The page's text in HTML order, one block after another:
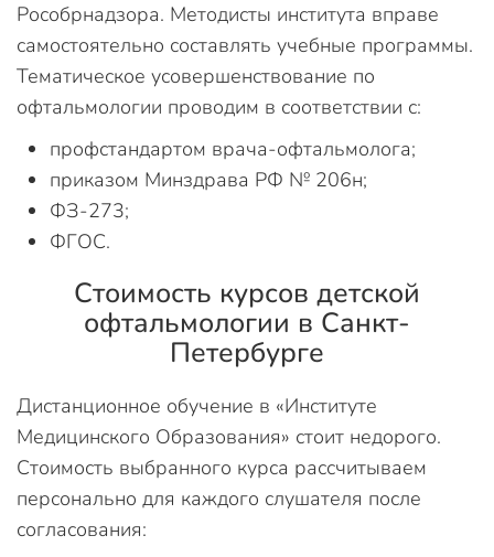
Рособрнадзора. Методисты института вправе
самостоятельно составлять учебные программы.
Тематическое усовершенствование по
офтальмологии проводим в соответствии с:
профстандартом врача-офтальмолога;
приказом Минздрава РФ № 206н;
ФЗ-273;
ФГОС.
Стоимость курсов детской
офтальмологии в Санкт-
Петербурге
Дистанционное обучение в «Институте
Медицинского Образования» стоит недорого.
Стоимость выбранного курса рассчитываем
персонально для каждого слушателя после
согласования: